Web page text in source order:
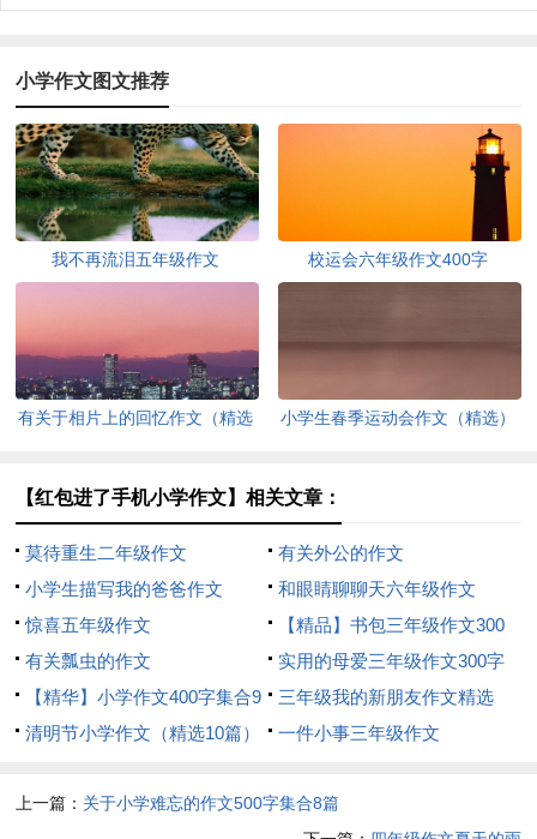
小学作文图文推荐
我不再流泪五年级作文 校运会六年级作文400字
有关于相片上的回忆作文（精选
小学生春季运动会作文（精选）
【红包进了手机小学作文】相关文章：
莫待重生二年级作文
有关外公的作文
小学生描写我的爸爸作文
和眼睛聊聊天六年级作文
惊喜五年级作文
【精品】书包三年级作文300
字三篇
有关瓢虫的作文
实用的母爱三年级作文300字
四篇
【精华】小学作文400字集合9
篇
三年级我的新朋友作文精选
清明节小学作文（精选10篇）
一件小事三年级作文
上一篇： 关于小学难忘的作文500字集合8篇